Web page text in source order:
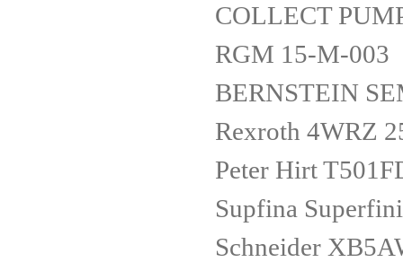
COLLECT
RGM 15-M-003
BERNSTEIN
Rexroth 4WRZ
Peter Hirt
Supfina
Schneider